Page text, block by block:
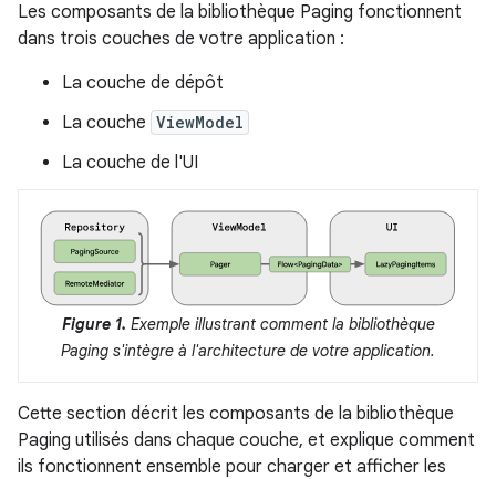
Les composants de la bibliothèque Paging fonctionnent
dans trois couches de votre application :
La couche de dépôt
La couche ViewModel
La couche de l'UI
Figure 1. Exemple illustrant comment la bibliothèque
Paging s'intègre à l'architecture de votre application.
Cette section décrit les composants de la bibliothèque
Paging utilisés dans chaque couche, et explique comment
ils fonctionnent ensemble pour charger et afficher les